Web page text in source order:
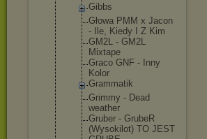
Gibbs
Głowa PMM x Jacon
- Ile, Kiedy I Z Kim
GM2L - GM2L
Mixtape
Graco GNF - Inny
Kolor
Grammatik
Grimmy - Dead
weather
Gruber - GrubeR
(Wysokilot) TO JEST